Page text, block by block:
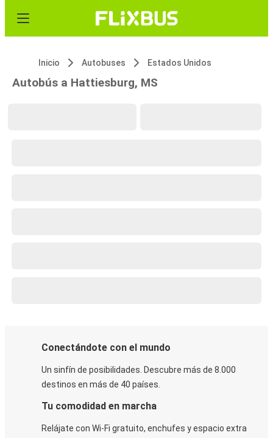
Inicio Autobuses Estados Unidos
Autobús a Hattiesburg, MS
Conectándote con el mundo
Un sinfín de posibilidades. Descubre más de 8.000
destinos en más de 40 países.
Tu comodidad en marcha
Relájate con Wi-Fi gratuito, enchufes y espacio extra